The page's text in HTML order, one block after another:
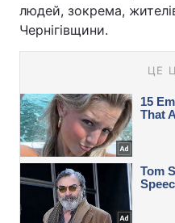
людей, зокрема,
Чернігівщини.